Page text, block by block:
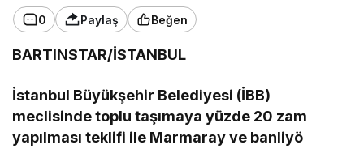
0 Paylaş Beğen
BARTINSTAR/İSTANBUL
İstanbul Büyükşehir Belediyesi (İBB)
meclisinde toplu taşımaya yüzde 20 zam
yapılması teklifi ile Marmaray ve banliyö